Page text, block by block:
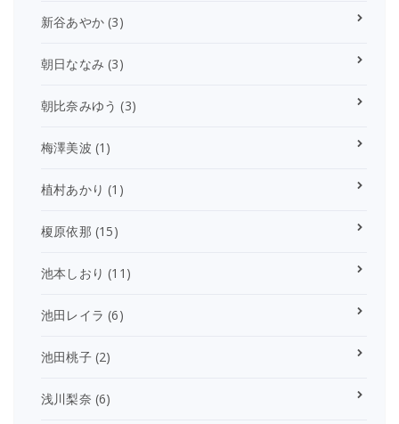
新谷あやか (3)
朝日ななみ (3)
朝比奈みゆう (3)
梅澤美波 (1)
植村あかり (1)
榎原依那 (15)
池本しおり (11)
池田レイラ (6)
池田桃子(2)
浅川梨奈 (6)